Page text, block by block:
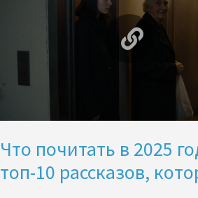
Что почитать в 2025
топ-10 рассказов,